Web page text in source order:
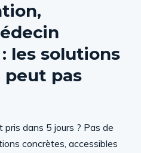
les solutions
peut pas
dans 5 jours ? Pas de
concrètes, accessibles